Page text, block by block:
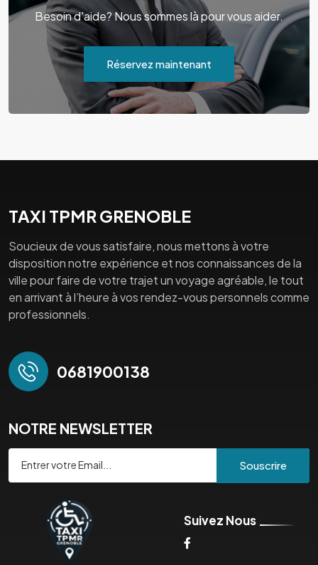
Besoin d'aide? Nous sommes là pour vous aider.
Réservez maintenant
TAXI TPMR GRENOBLE
Soucieux de vous satisfaire, nous mettons à votre
disposition notre expérience et nos connaissances de la
ville pour faire de votre trajet un voyage agréable, le tout
en arrivant à l’heure à vos rendez-vous personnels comme
professionnels.
0681900138
NOTRE NEWSLETTER
Souscrire
Suivez Nous